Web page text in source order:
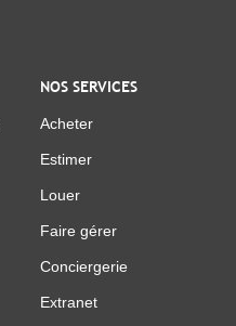
NOS SERVICES
Acheter
Estimer
Louer
Faire gérer
Conciergerie
Extranet